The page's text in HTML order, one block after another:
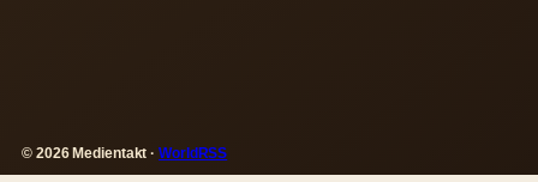
© 2026 Medientakt ·WorldRSS